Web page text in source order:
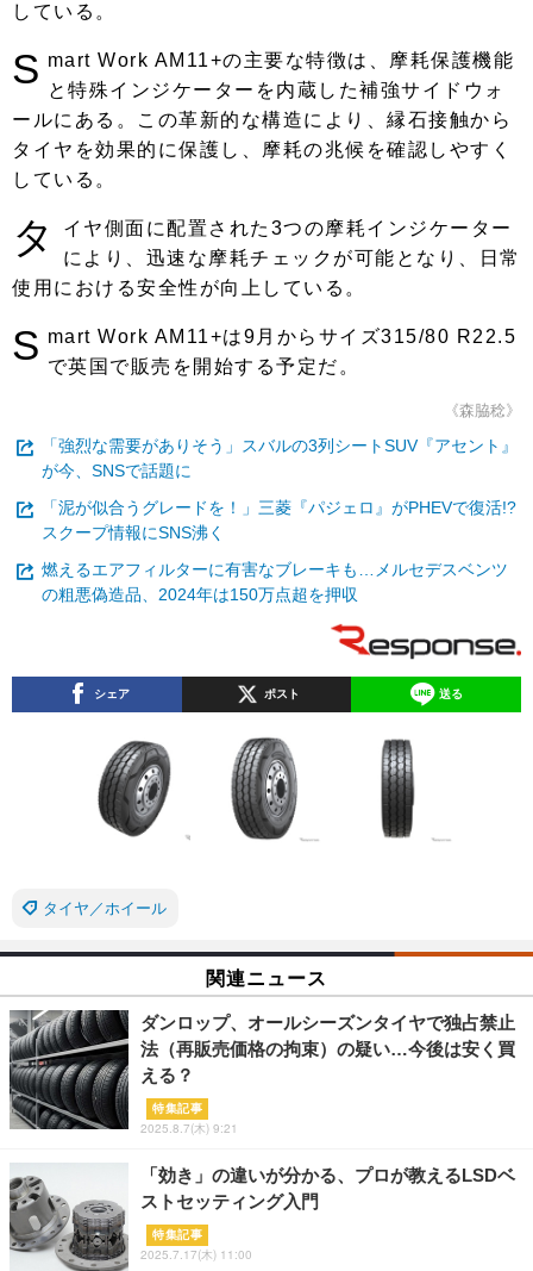
カーメーカー「旧車」関連プロジ
インタビュー
イベント
イベント告知 イベントレポート
している。
S mart Work AM11+の主要な特徴は、摩耗保護機能
と特殊インジケーターを内蔵した補強サイドウォ
ールにある。この革新的な構造により、縁石接触から
タイヤを効果的に保護し、摩耗の兆候を確認しやすく
している。
タ
イヤ側面に配置された3つの摩耗インジケーター
により、迅速な摩耗チェックが可能となり、日常
使用における安全性が向上している。
S mart Work AM11+は9月からサイズ315/80 R22.5
で英国で販売を開始する予定だ。
《森脇稔》
「強烈な需要がありそう」スバルの3列シートSUV『アセント』
が今、SNSで話題に
「泥が似合うグレードを！」三菱『パジェロ』がPHEVで復活!?
スクープ情報にSNS沸く
燃えるエアフィルターに有害なブレーキも…メルセデスベンツ
の粗悪偽造品、2024年は150万点超を押収
シェア ポスト 送る
タイヤ／ホイール
関連ニュース
ダンロップ、オールシーズンタイヤで独占禁止
法（再販売価格の拘束）の疑い…今後は安く買
える？
特集記事
2025.8.7(木) 9:21
「効き」の違いが分かる、プロが教えるLSDベ
ストセッティング入門
特集記事
2025.7.17(木) 11:00